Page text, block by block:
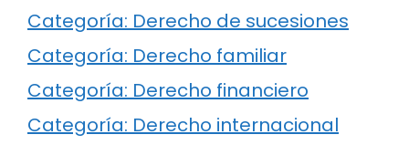
Categoría: Derecho de sucesiones
Categoría: Derecho familiar
Categoría: Derecho financiero
Categoría: Derecho internacional